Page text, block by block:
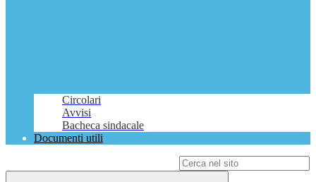
Circolari
Avvisi
Bacheca sindacale
Documenti utili